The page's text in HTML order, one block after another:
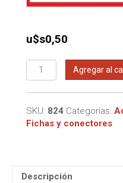
u$s0,50
Conector
RCA
a
cantidad
Agregar al
SKU: 824 Categorías:
Fichas y conectores
Descripción